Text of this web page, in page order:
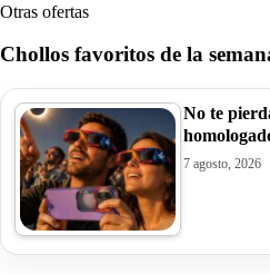
Otras ofertas
Chollos favoritos de la
No te
7 agosto, 2026